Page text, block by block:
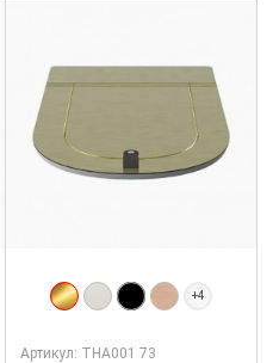
+4
Артикул: THA001 73